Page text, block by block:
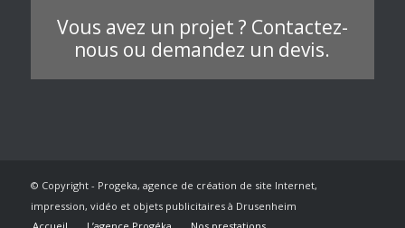
Vous avez un projet ? Contactez-
nous ou demandez un devis.
© Copyright - Progeka, agence de création de site Internet,
impression, vidéo et objets publicitaires à Drusenheim